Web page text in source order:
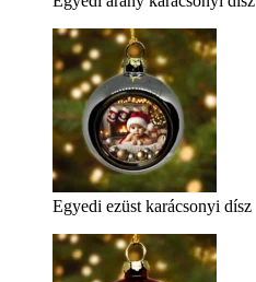
Egyedi ezüst karácsonyi dísz